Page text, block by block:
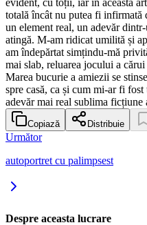
evident, cu toții, iar în această
totală încât nu putea fi infirmată
un element real, un adevăr
atingă. M-am ridicat umilită și
am îndepărtat simțindu-mă
mai slab, reluarea jocului a
Marea bucurie a amiezii se
spre casă, ca și cum mi-ar fi
adevăr mai real sublima ficțiune
Copiază Distribuie
Următor
autoportret cu palimpsest
Despre aceasta lucrare